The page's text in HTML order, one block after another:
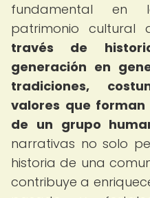
fundamental en
patrimonio cultural
través de
generación en
tradiciones,
valores que
de un grupo
narrativas no solo
historia de una
contribuye a